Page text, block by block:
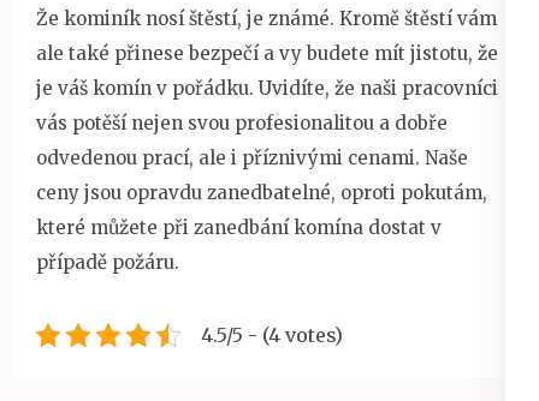
Že kominík nosí štěstí, je známé. Kromě štěstí vám
ale také přinese bezpečí a vy budete mít jistotu, že
je váš komín v pořádku. Uvidíte, že naši pracovníci
vás potěší nejen svou profesionalitou a dobře
odvedenou prací, ale i příznivými cenami. Naše
ceny jsou opravdu zanedbatelné, oproti pokutám,
které můžete při zanedbání komína dostat v
případě požáru.
4.5/5 - (4 votes)